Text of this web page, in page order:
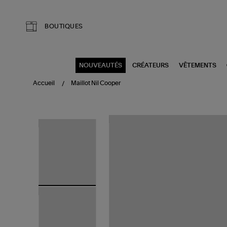
BOUTIQUES
NOUVEAUTÉS CRÉATEURS VÊTEMENTS
Accueil Maillot Nil Cooper